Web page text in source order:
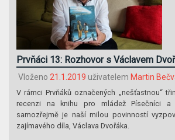
Prvňáci 13: Rozhovor s Václavem
Vloženo 21.1.2019 uživatelem Martin
V rámci Prvňáků označených „nešťastnou“
recenzi na knihu pro mládež Písečníci
samozřejmě je naší milou povinností
zajímavého díla, Václava Dvořáka.